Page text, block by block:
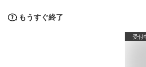
もうすぐ終了
受付